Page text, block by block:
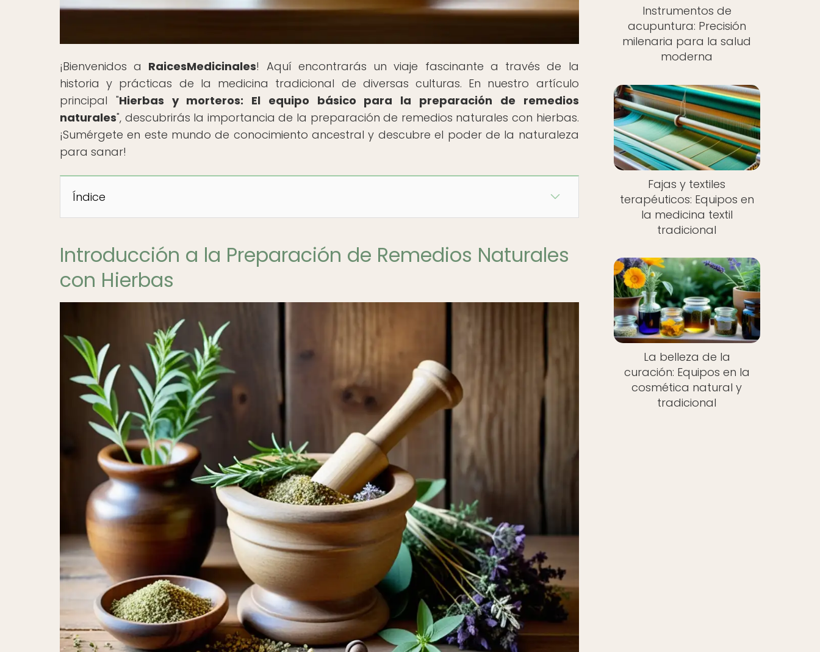
¡Bienvenidos a RaicesMedicinales! Aquí encontrarás un viaje fascinante a través de la
historia y prácticas de la medicina tradicional de diversas culturas. En nuestro artículo
principal "Hierbas y morteros: El equipo básico para la preparación de remedios
naturales", descubrirás la importancia de la preparación de remedios naturales con hierbas.
¡Sumérgete en este mundo de conocimiento ancestral y descubre el poder de la naturaleza
para sanar!
Índice
Introducción a la Preparación de Remedios Naturales
con Hierbas
Instrumentos de
acupuntura: Precisión
milenaria para la salud
moderna
Fajas y textiles
terapéuticos: Equipos en
la medicina textil
tradicional
La belleza de la
curación: Equipos en la
cosmética natural y
tradicional